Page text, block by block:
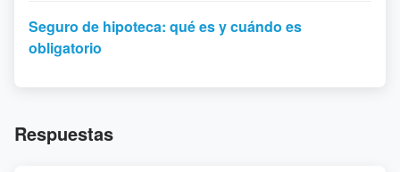
Seguro de hipoteca: qué es y cuándo es
obligatorio
Respuestas